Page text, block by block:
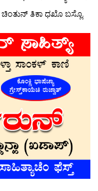
ಚಿಂತುನ್ ತಿಕಾ ಧಖೊ ಬಸ್ಲೊ.